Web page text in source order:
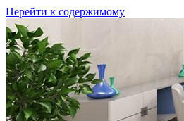
Перейти к содержимому